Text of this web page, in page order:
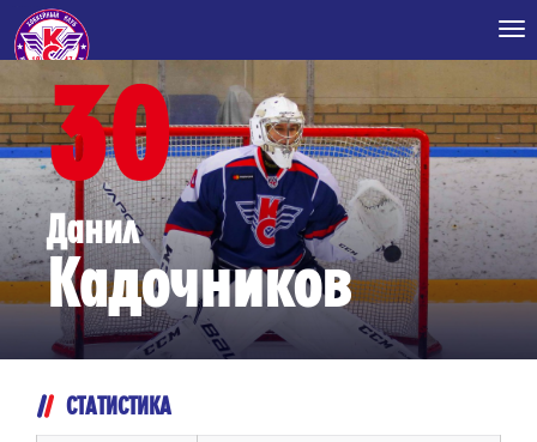
30
Данил
Кадочников
СТАТИСТИКА